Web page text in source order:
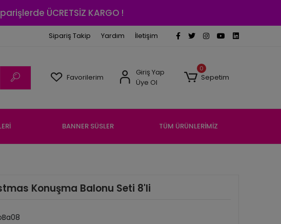
ÜCRETSİZ KARGO !
Sipariş Takip Yardım İletişim
Favorilerim
Giriş Yap
Üye Ol
0
Sepetim
BANNER SÜSLER TÜM ÜRÜNLERİMİZ
Konuşma Balonu Seti 8'li